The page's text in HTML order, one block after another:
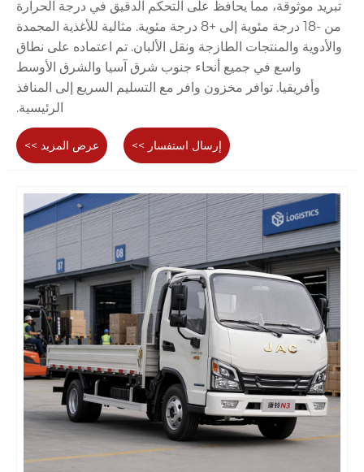
تبريد موثوقة، مما يحافظ على التحكم الدقيق في درجة الحرارة
من -18 درجة مئوية إلى +8 درجة مئوية. مثالية للأغذية المجمدة
والأدوية والمنتجات الطازجة ونقل الألبان. تم اعتماده على نطاق
واسع في جميع أنحاء جنوب شرق آسيا والشرق الأوسط
وأفريقيا. توافر مخزون وافر مع التسليم السريع إلى المنافذ
الرئيسية.
عرض المزيد >> إرسال استفسار >>